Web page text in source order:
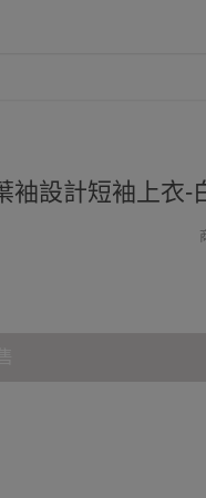
袖設計短袖上衣-